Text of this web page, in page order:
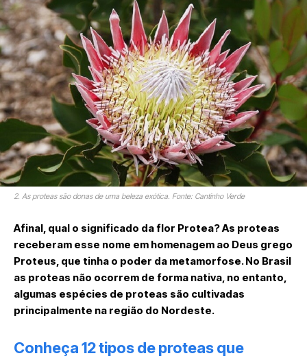
2. As proteas são donas de uma beleza exótica. Fonte: Cantinho Verde
Afinal, qual o significado da flor Protea? As proteas
receberam esse nome em homenagem ao Deus grego
Proteus, que tinha o poder da metamorfose. No Brasil
as proteas não ocorrem de forma nativa, no entanto,
algumas espécies de proteas são cultivadas
principalmente na região do Nordeste.
Conheça 12 tipos de proteas que